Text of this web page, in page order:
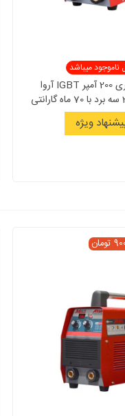
میباشد
اینورتر جوشکاری 200 آمپر IGBT آروا
ویژه